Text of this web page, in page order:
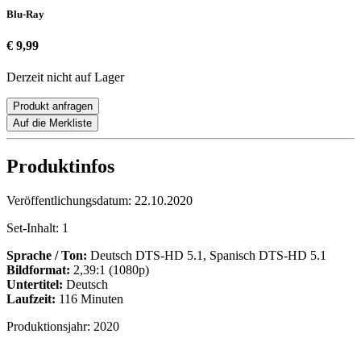
Blu-Ray
€ 9,99
Derzeit nicht auf Lager
Produkt anfragen
Auf die Merkliste
Produktinfos
Veröffentlichungsdatum: 22.10.2020
Set-Inhalt: 1
Sprache / Ton: Deutsch DTS-HD 5.1, Spanisch DTS-HD 5.1
Bildformat: 2,39:1 (1080p)
Untertitel: Deutsch
Laufzeit: 116 Minuten
Produktionsjahr: 2020